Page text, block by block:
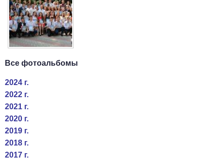
Все фотоальбомы
2024 г.
2022 г.
2021 г.
2020 г.
2019 г.
2018 г.
2017 г.